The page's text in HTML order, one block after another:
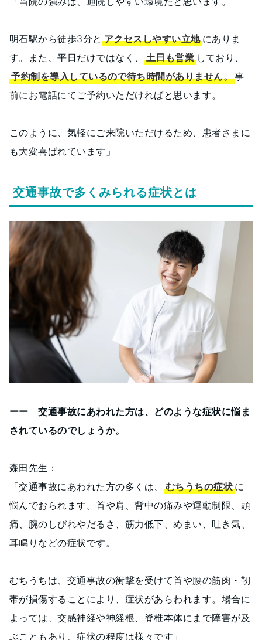
明石駅から徒歩3分と アクセスしやすい立地 にありま
す。また、平日だけではなく、
土日も営業しており、
予約制を導入しているので待ち時間がありません。事
前にお電話にてご予約いただければと思います。
このように、気軽にご来院いただけるため、患者さまに
も大変喜ばれています」
交通事故で多くみられる症状とは
ーー 交通事故にあわれた方は、どのような症状に悩ま
されているのでしょうか。
森田先生：
「交通事故にあわれた方の多くは、
むちうちの症状に
悩んでおられます。首や肩、背中の痛みや運動制限、頭
痛、腕のしびれやだるさ、筋力低下、めまい、吐き気、
耳鳴りなどの症状です。
むちうちは、交通事故の衝撃を受けて首や腰の筋肉・靭
帯が損傷することにより、症状があらわれます。場合に
よっては、交感神経や神経根、脊椎本体にまで障害が及
ぶこともあり、症状の程度は様々です」